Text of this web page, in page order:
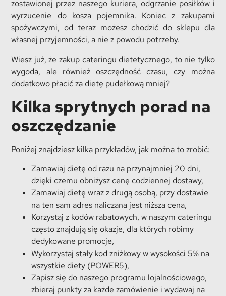
zostawionej przez naszego kuriera, odgrzanie posiłków i
wyrzucenie do kosza pojemnika. Koniec z zakupami
spożywczymi, od teraz możesz chodzić do sklepu dla
własnej przyjemności, a nie z powodu potrzeby.
Wiesz już, że zakup cateringu dietetycznego, to nie tylko
wygoda, ale również oszczędność czasu, czy można
dodatkowo płacić za dietę pudełkową mniej?
Kilka sprytnych porad na
oszczędzanie
Poniżej znajdziesz kilka przykładów, jak można to zrobić:
Zamawiaj dietę od razu na przynajmniej 20 dni,
dzięki czemu obniżysz cenę codziennej dostawy,
Zamawiaj dietę wraz z drugą osobą, przy dostawie
na ten sam adres naliczana jest niższa cena,
Korzystaj z kodów rabatowych, w naszym cateringu
często znajdują się okazje, dla których robimy
dedykowane promocje,
Wykorzystaj stały kod zniżkowy w wysokości 5% na
wszystkie diety (POWER5),
Zapisz się do naszego programu lojalnościowego,
zbieraj punkty za każde zamówienie i wydawaj na